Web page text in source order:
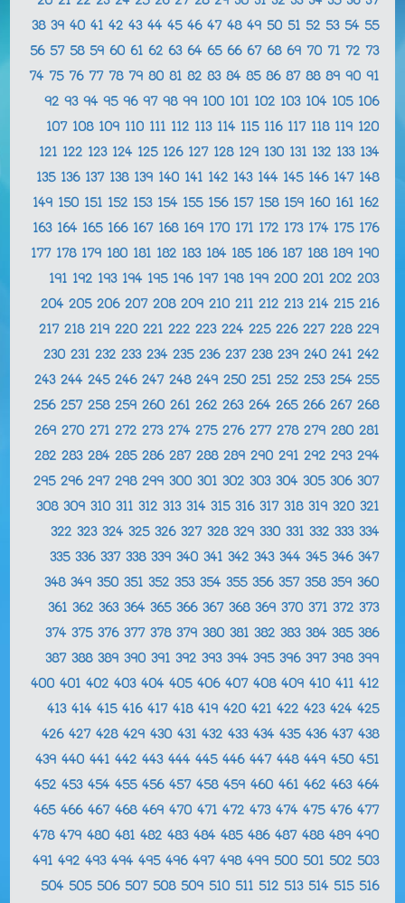
38 39 40 41 42 43 44 45 46 47 48 49 50 51 52 53 54 55
56 57 58 59 60 61 62 63 64 65 66 67 68 69 70 71 72 73
74 75 76 77 78 79 80 81 82 83 84 85 86 87 88 89 90 91
92 93 94 95 96 97 98 99 100 101 102 103 104 105 106
107 108 109 110 111 112 113 114 115 116 117 118 119 120
121 122 123 124 125 126 127 128 129 130 131 132 133 134
135 136 137 138 139 140 141 142 143 144 145 146 147 148
149 150 151 152 153 154 155 156 157 158 159 160 161 162
163 164 165 166 167 168 169 170 171 172 173 174 175 176
177 178 179 180 181 182 183 184 185 186 187 188 189 190
191 192 193 194 195 196 197 198 199 200 201 202 203
204 205 206 207 208 209 210 211 212 213 214 215 216
217 218 219 220 221 222 223 224 225 226 227 228 229
230 231 232 233 234 235 236 237 238 239 240 241 242
243 244 245 246 247 248 249 250 251 252 253 254 255
256 257 258 259 260 261 262 263 264 265 266 267 268
269 270 271 272 273 274 275 276 277 278 279 280 281
282 283 284 285 286 287 288 289 290 291 292 293 294
295 296 297 298 299 300 301 302 303 304 305 306 307
308 309 310 311 312 313 314 315 316 317 318 319 320 321
322 323 324 325 326 327 328 329 330 331 332 333 334
335 336 337 338 339 340 341 342 343 344 345 346 347
348 349 350 351 352 353 354 355 356 357 358 359 360
361 362 363 364 365 366 367 368 369 370 371 372 373
374 375 376 377 378 379 380 381 382 383 384 385 386
387 388 389 390 391 392 393 394 395 396 397 398 399
400 401 402 403 404 405 406 407 408 409 410 411 412
413 414 415 416 417 418 419 420 421 422 423 424 425
426 427 428 429 430 431 432 433 434 435 436 437 438
439 440 441 442 443 444 445 446 447 448 449 450 451
452 453 454 455 456 457 458 459 460 461 462 463 464
465 466 467 468 469 470 471 472 473 474 475 476 477
478 479 480 481 482 483 484 485 486 487 488 489 490
491 492 493 494 495 496 497 498 499 500 501 502 503
504 505 506 507 508 509 510 511 512 513 514 515 516